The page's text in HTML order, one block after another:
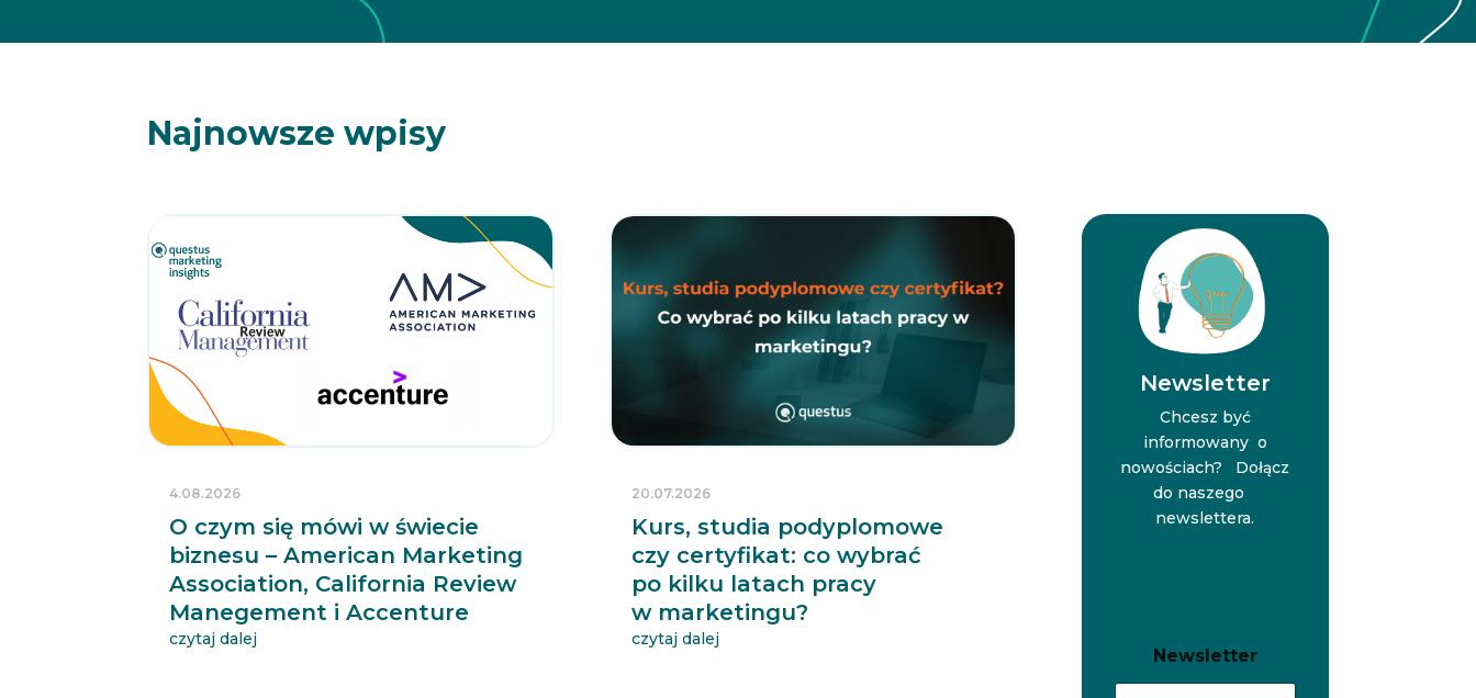
Najnowsze wpisy
O czym się mówi w świecie
biznesu – American Marketing
Association, California Review
Manegement i Accenture
4.08.2026
czytaj dalej
Kurs, studia podyplomowe
czy certyfikat: co wybrać
po kilku latach pracy
w marketingu?
20.07.2026
czytaj dalej
Newsletter
Chcesz być
informowany o
nowościach? Dołącz
do naszego
newslettera.
e
w
e
w
Newsletter